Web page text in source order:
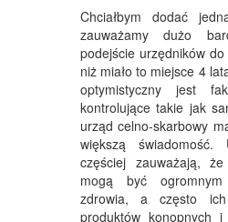
Chciałbym dodać
zauważamy dużo
podejście urzędników
niż miało to miejsce 4
optymistyczny jest
kontrolujące takie jak
urząd celno-skarbowy
większą świadomość.
częściej zauważają,
mogą być
zdrowia, a często
produktów konopnych